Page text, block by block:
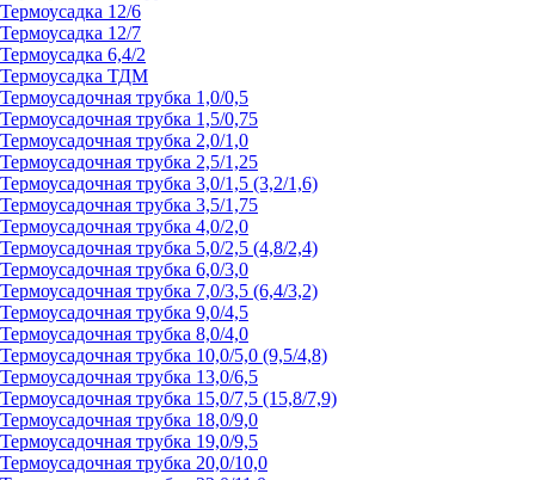
Термоусадка 12/6
Термоусадка 12/7
Термоусадка 6,4/2
Термоусадка ТДМ
Термоусадочная трубка 1,0/0,5
Термоусадочная трубка 1,5/0,75
Термоусадочная трубка 2,0/1,0
Термоусадочная трубка 2,5/1,25
Термоусадочная трубка 3,0/1,5 (3,2/1,6)
Термоусадочная трубка 3,5/1,75
Термоусадочная трубка 4,0/2,0
Термоусадочная трубка 5,0/2,5 (4,8/2,4)
Термоусадочная трубка 6,0/3,0
Термоусадочная трубка 7,0/3,5 (6,4/3,2)
Термоусадочная трубка 9,0/4,5
Термоусадочная трубка 8,0/4,0
Термоусадочная трубка 10,0/5,0 (9,5/4,8)
Термоусадочная трубка 13,0/6,5
Термоусадочная трубка 15,0/7,5 (15,8/7,9)
Термоусадочная трубка 18,0/9,0
Термоусадочная трубка 19,0/9,5
Термоусадочная трубка 20,0/10,0